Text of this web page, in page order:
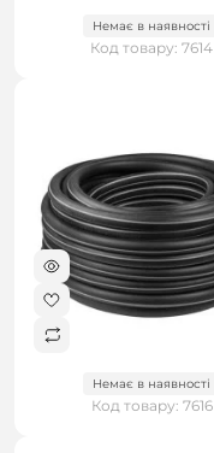
Немає в наявності
Код товару: 7614
Немає в наявності
Код товару: 7616